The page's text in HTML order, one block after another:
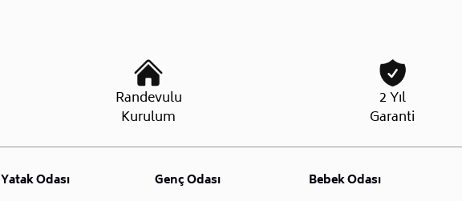
Randevulu
Kurulum
2 Yıl
Garanti
Yatak Odası
Genç Odası
Bebek Odası